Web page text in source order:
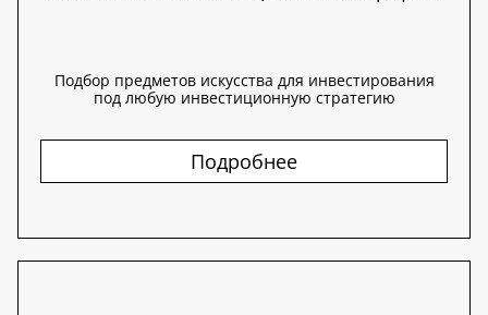
Подбор предметов искусства для инвестирования
под любую инвестиционную стратегию
Подробнее